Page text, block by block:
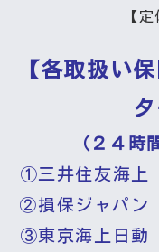
【
【各取扱い
（２４
①三井住友
②損保ジャ
③東京海上